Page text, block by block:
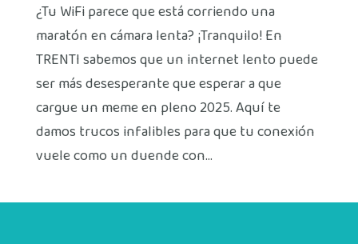
¿Tu WiFi parece que está corriendo una
maratón en cámara lenta? ¡Tranquilo! En
TRENTI sabemos que un internet lento puede
ser más desesperante que esperar a que
cargue un meme en pleno 2025. Aquí te
damos trucos infalibles para que tu conexión
vuele como un duende con...